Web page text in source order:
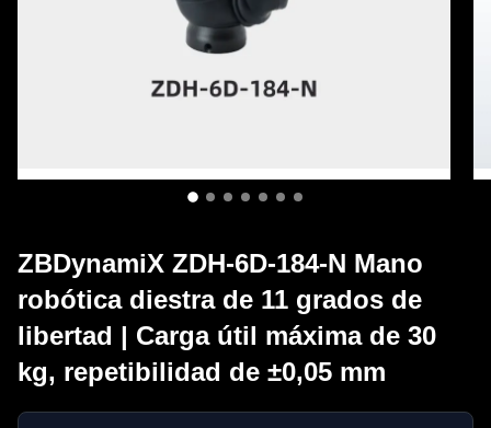
ZBDynamiX ZDH-6D-184-N Mano
robótica diestra de 11 grados de
libertad | Carga útil máxima de 30
kg, repetibilidad de ±0,05 mm